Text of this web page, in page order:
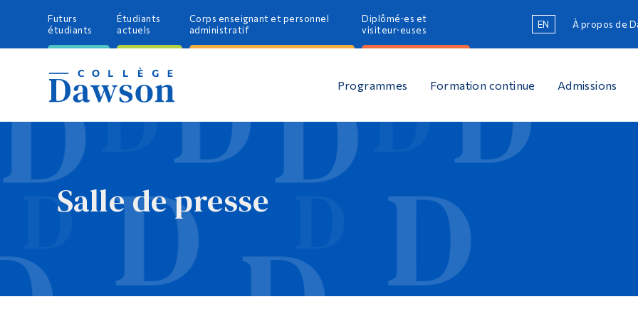
Futurs
étudiants
Étudiants
actuels
Corps enseignant et personnel
administratif
Diplômé·es et
visiteur·euses
EN À propos de
Programmes Formation continue Admissions
Salle de presse